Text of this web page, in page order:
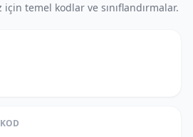
için temel kodlar ve sınıflandırmalar.